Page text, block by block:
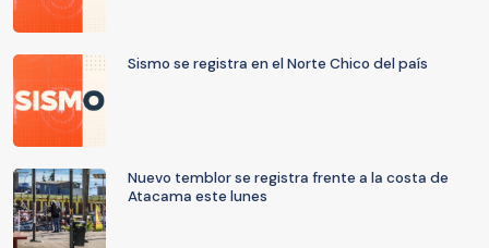
Sismo se registra en el Norte Chico del país
Nuevo temblor se registra frente a la costa de
Atacama este lunes